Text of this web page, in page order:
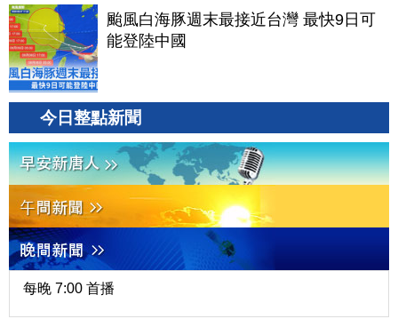
颱風白海豚週末最接近台灣 最快9日可
能登陸中國
今日整點新聞
每晚 7:00 首播